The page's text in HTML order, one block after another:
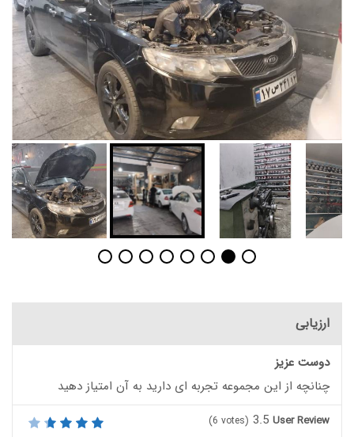
ارزیابی
دوست عزیز
چنانچه از این مجموعه تجربه ای دارید به آن امتیاز دهید
User Review
3.5
(6 votes)